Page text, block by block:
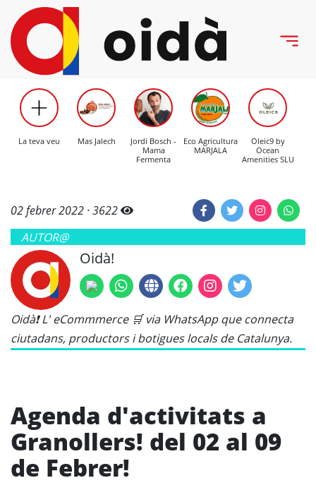
La teva veu Mas Jalech
Jordi Bosch -
Mama
Fermenta
Eco Agricultura
MARJALA
Oleic9 by
Ocean
Amenities SLU
02 febrer 2022 ·3622
AUTOR@
Oidà!
Oidà❗ L' eCommmerce 🛒 via WhatsApp que connecta
ciutadans, productors i botigues locals de Catalunya.
Agenda d'activitats a
Granollers! del 02 al 09
de Febrer!